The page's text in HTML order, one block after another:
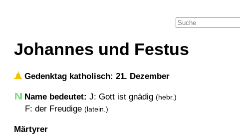
Johannes und Festus
Gedenktag katholisch: 21. Dezember
Name bedeutet: J: Gott ist gnädig (hebr.)
F: der Freudige (latein.)
Märtyrer